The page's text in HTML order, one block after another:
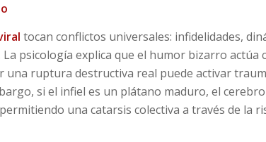
tocan conflictos universales: infidelidades,
psicología explica que el humor bizarro actúa
una ruptura destructiva real puede activar
si el infiel es un plátano maduro, el
una catarsis colectiva a través de la